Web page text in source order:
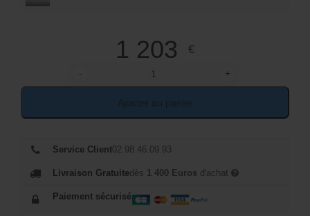
1 203 €
-
quantité de Commode basse en rotin 3 grands
+
Ajouter au panier
Service Client 02.98.46.09.93
Livraison Gratuitedès 1 400 Euros d'achat
Paiement sécurisé